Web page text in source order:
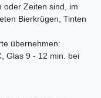
oder Zeiten sind, im
Bierkrügen, Tinten
übernehmen:
Glas 9 - 12 min. bei